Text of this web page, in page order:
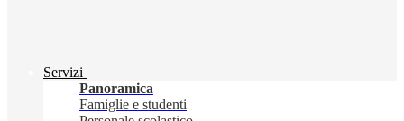
Servizi
Panoramica
Famiglie e studenti